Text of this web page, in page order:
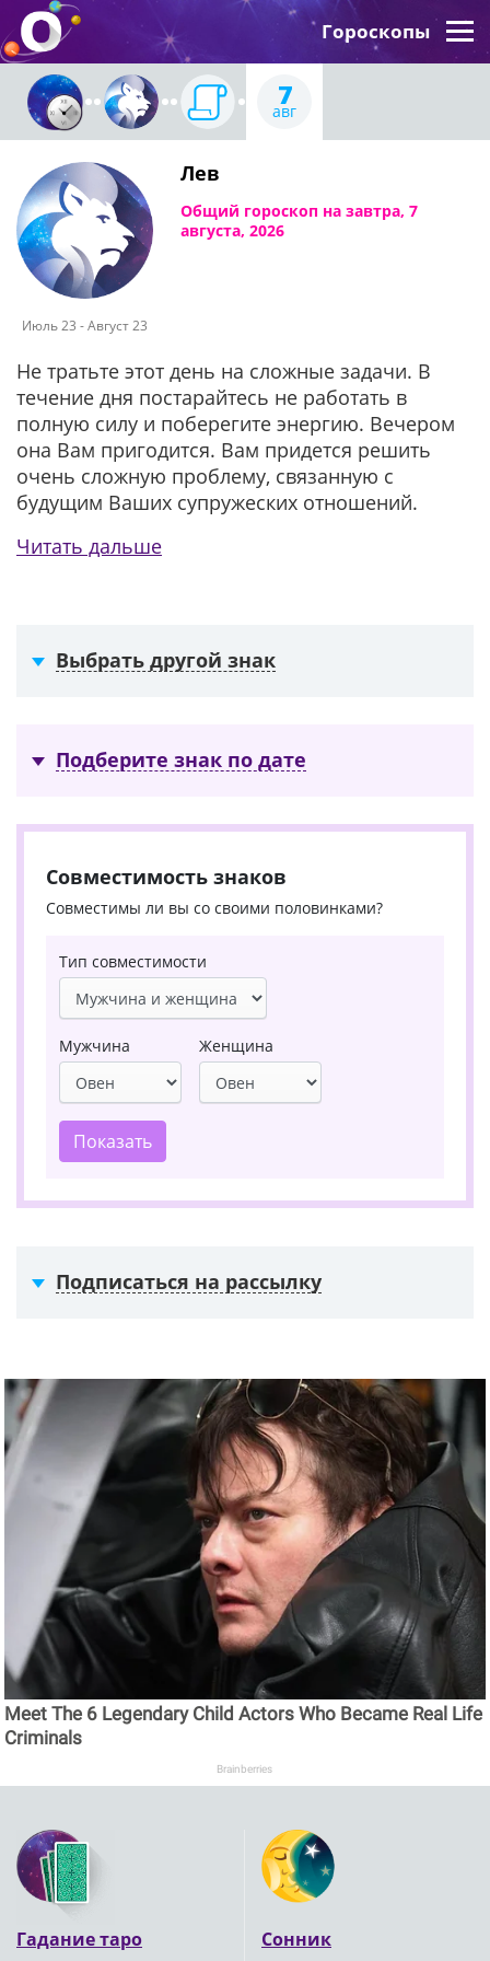
Гороскопы
7
авг
Июль 23 - Август 23
Лев
Общий гороскоп на завтра, 7
августа, 2026
Не тратьте этот день на сложные задачи. В
течение дня постарайтесь не работать в
полную силу и поберегите энергию. Вечером
она Вам пригодится. Вам придется решить
очень сложную проблему, связанную с
будущим Ваших супружеских отношений.
Читать дальше
Выбрать другой знак
Подберите знак по дате
Совместимость знаков
Совместимы ли вы со своими половинками?
Тип совместимости
Мужчина Женщина
Показать
Подписаться на рассылку
Meet The 6 Legendary Child Actors Who Became Real Life
Criminals
Brainberries
Гадание таро Сонник